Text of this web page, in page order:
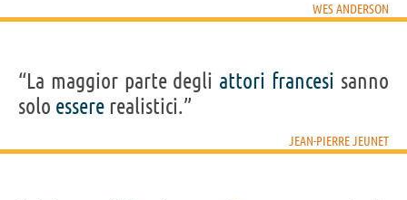
WES ANDERSON
“La maggior parte degli attori francesi sanno
solo essere realistici.”
JEAN-PIERRE JEUNET